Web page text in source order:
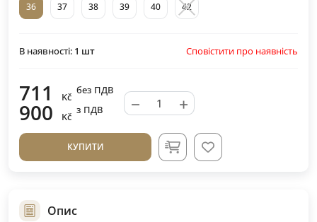
36 37 38 39 40 42
В наявності: 1 шт Сповістити про наявність
711 Kč
без ПДВ
900 Kč
з ПДВ − +
КУПИТИ
Опис